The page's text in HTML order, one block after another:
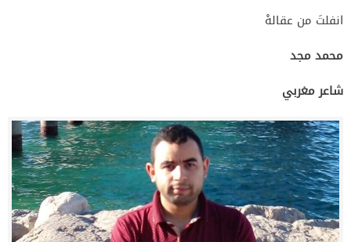
انفلتَ من عقالهْ
محمد مجد
شاعر مغربي